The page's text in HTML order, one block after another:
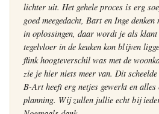
lichter uit. Het gehele proces is erg
goed meegedacht, Bart en Inge
in oplossingen, daar wordt je als
tegelvloer in de keuken kon blijven
flink hoogteverschil was met de
zie je hier niets meer van. Dit
B-Art heeft erg netjes gewerkt en
planning. Wij zullen jullie echt bij